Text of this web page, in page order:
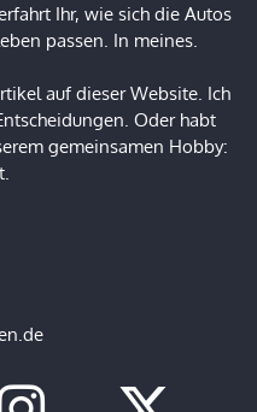
Ihr, wie sich die Autos
passen. In meines.
auf dieser Website. Ich
Oder habt
gemeinsamen Hobby: